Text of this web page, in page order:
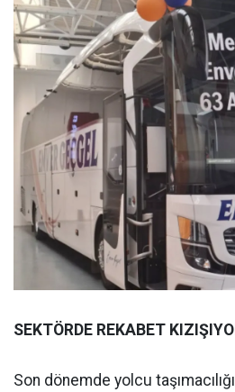
SEKTÖRDE REKABET
Son dönemde yolcu